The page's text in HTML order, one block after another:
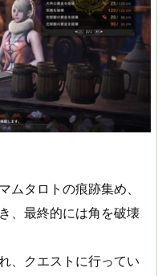
ムタロトの痕跡集め、
、最終的には角を破壊
、クエストに行ってい